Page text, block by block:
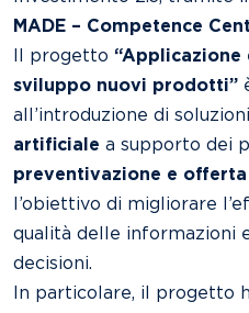
MADE – Competence
Il progetto “Applicazione
sviluppo nuovi prodotti”
all’introduzione di
artificiale a supporto dei
preventivazione e
l’obiettivo di migliorare
qualità delle informazioni
decisioni.
In particolare, il progetto